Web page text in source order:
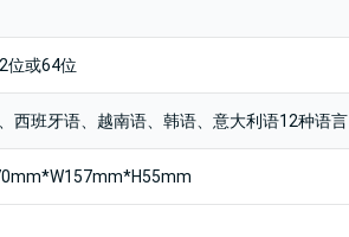
位或64位
西班牙语、越南语、韩语、意大利语12种语言